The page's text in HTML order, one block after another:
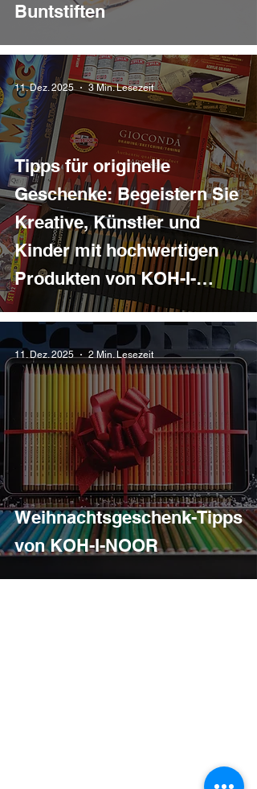
Buntstiften
Tipps für originelle
Geschenke: Begeistern Sie
Kreative, Künstler und
Kinder mit hochwertigen
Produkten von KOH-I-
NOOR
11. Dez. 2025 3 Min. Lesezeit
Weihnachtsgeschenk-Tipps
von KOH-I-NOOR
11. Dez. 2025 2 Min. Lesezeit